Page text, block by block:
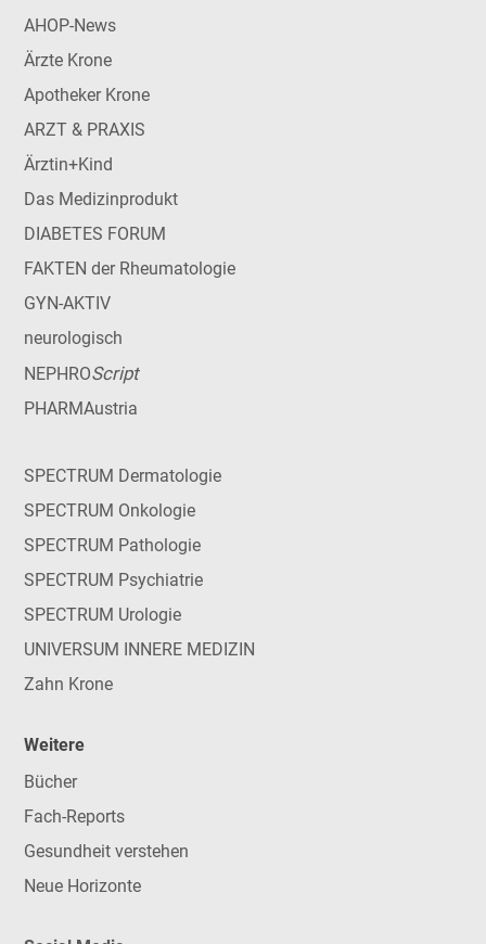
AHOP-News
Ärzte Krone
Apotheker Krone
ARZT & PRAXIS
Ärztin+Kind
Das Medizinprodukt
DIABETES FORUM
FAKTEN der Rheumatologie
GYN-AKTIV
neurologisch
NEPHROScript
PHARMAustria
SPECTRUM Dermatologie
SPECTRUM Onkologie
SPECTRUM Pathologie
SPECTRUM Psychiatrie
SPECTRUM Urologie
UNIVERSUM INNERE MEDIZIN
Zahn Krone
Weitere
Bücher
Fach-Reports
Gesundheit verstehen
Neue Horizonte